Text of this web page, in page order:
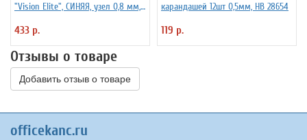
"Vision Elite", СИНЯЯ, узел 0,8 мм,
200(08)BLUE
433 р.
карандашей 12шт 0,5мм, HB 28654
119 р.
Отзывы о товаре
Добавить отзыв о товаре
officekanc.ru